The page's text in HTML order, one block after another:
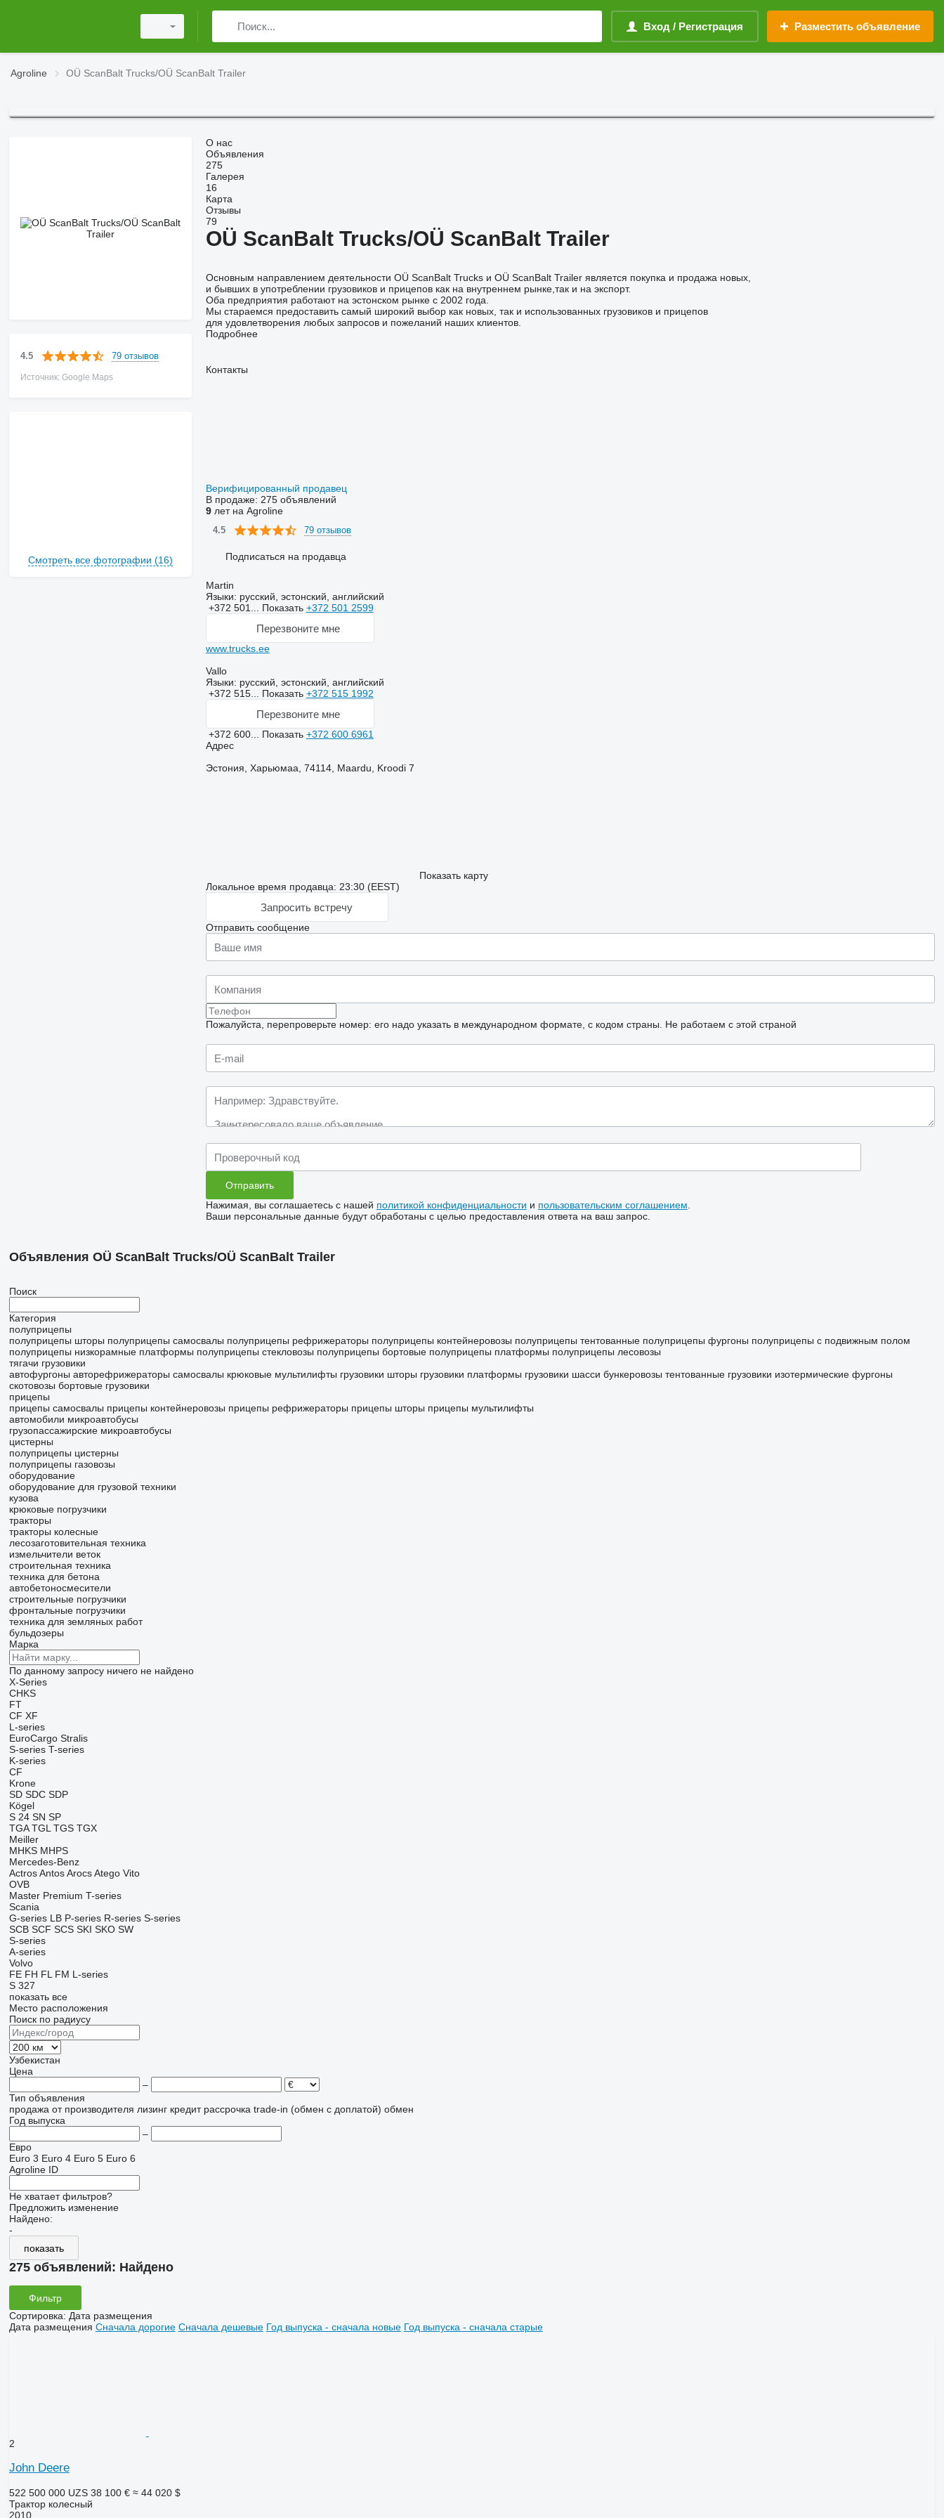
Вход / Регистрация Разместить объявление
Agroline OÜ ScanBalt Trucks/OÜ ScanBalt Trailer
4.5 79 отзывов
Источник: Google Maps
Смотреть все фотографии (16)
О нас
Объявления
275
Галерея
16
Карта
Отзывы
79
OÜ ScanBalt Trucks/OÜ ScanBalt Trailer
Основным направлением деятельности OÜ ScanBalt Trucks и OÜ ScanBalt Trailer является покупка и продажа новых,
и бывших в употреблении грузовиков и прицепов как на внутреннем рынке,так и на экспорт.
Оба предприятия работают на эстонском рынке с 2002 года.
Мы стараемся предоставить самый широкий выбор как новых, так и использованных грузовиков и прицепов
для удовлетворения любых запросов и пожеланий наших клиентов.
Подробнее
Контакты
Верифицированный продавец
В продаже: 275 объявлений
9лет на Agroline
4.5 79 отзывов
Подписаться на продавца
Martin
Языки: русский, эстонский, английский
+372 501... Показать +372 501 2599
Перезвоните мне
www.trucks.ee
Vallo
Языки: русский, эстонский, английский
+372 515... Показать +372 515 1992
Перезвоните мне
+372 600... Показать +372 600 6961
Адрес
Эстония, Харьюмаа, 74114, Maardu, Kroodi 7
Показать карту
Локальное время продавца: 23:30 (EEST)
Запросить встречу
Отправить сообщение
Пожалуйста, перепроверьте номер: его надо указать в международном формате, с кодом страны. Не работаем с этой страной
Нажимая, вы соглашаетесь с нашей политикой конфиденциальности и пользовательским соглашением
Ваши персональные данные будут обработаны с целью предоставления ответа на ваш запрос.
Объявления OÜ ScanBalt Trucks/OÜ ScanBalt Trailer
Поиск
Категория
полуприцепы
полуприцепы шторы полуприцепы самосвалы полуприцепы рефрижераторы полуприцепы контейнеровозы полуприцепы тентованные полуприцепы фургоны полуприцепы с подвижным полом
полуприцепы низкорамные платформы полуприцепы стекловозы полуприцепы бортовые полуприцепы платформы полуприцепы лесовозы
тягачи грузовики
автофургоны авторефрижераторы самосвалы крюковые мультилифты грузовики шторы грузовики платформы грузовики шасси бункеровозы тентованные грузовики изотермические фургоны
скотовозы бортовые грузовики
прицепы
прицепы самосвалы прицепы контейнеровозы прицепы рефрижераторы прицепы шторы прицепы мультилифты
автомобили микроавтобусы
грузопассажирские микроавтобусы
цистерны
полуприцепы цистерны
полуприцепы газовозы
оборудование
оборудование для грузовой техники
кузова
крюковые погрузчики
тракторы
тракторы колесные
лесозаготовительная техника
измельчители веток
строительная техника
техника для бетона
автобетоносмесители
строительные погрузчики
фронтальные погрузчики
техника для земляных работ
бульдозеры
Марка
По данному запросу ничего не найдено
X-Series
CHKS
FT
CF XF
L-series
EuroCargo Stralis
S-series T-series
K-series
CF
Krone
SD SDC SDP
Kögel
S 24 SN SP
TGA TGL TGS TGX
Meiller
MHKS MHPS
Mercedes-Benz
Actros Antos Arocs Atego Vito
OVB
Master Premium T-series
Scania
G-series LB P-series R-series S-series
SCB SCF SCS SKI SKO SW
S-series
A-series
Volvo
FE FH FL FM L-series
S 327
показать все
Место расположения
Поиск по радиусу
Узбекистан
Цена
–
Тип объявления
продажа от производителя лизинг кредит рассрочка trade-in (обмен с доплатой) обмен
Год выпуска
–
Евро
Euro 3 Euro 4 Euro 5 Euro 6
Agroline ID
Не хватает фильтров?
Предложить изменение
Найдено:
-
показать
275 объявлений: Найдено
Фильтр
Сортировка: Дата размещения
Дата размещения Сначала дорогие Сначала дешевые Год выпуска - сначала новые Год выпуска - сначала старые
2
John Deere
522 500 000 UZS 38 100 € ≈ 44 020 $
Трактор колесный
2010